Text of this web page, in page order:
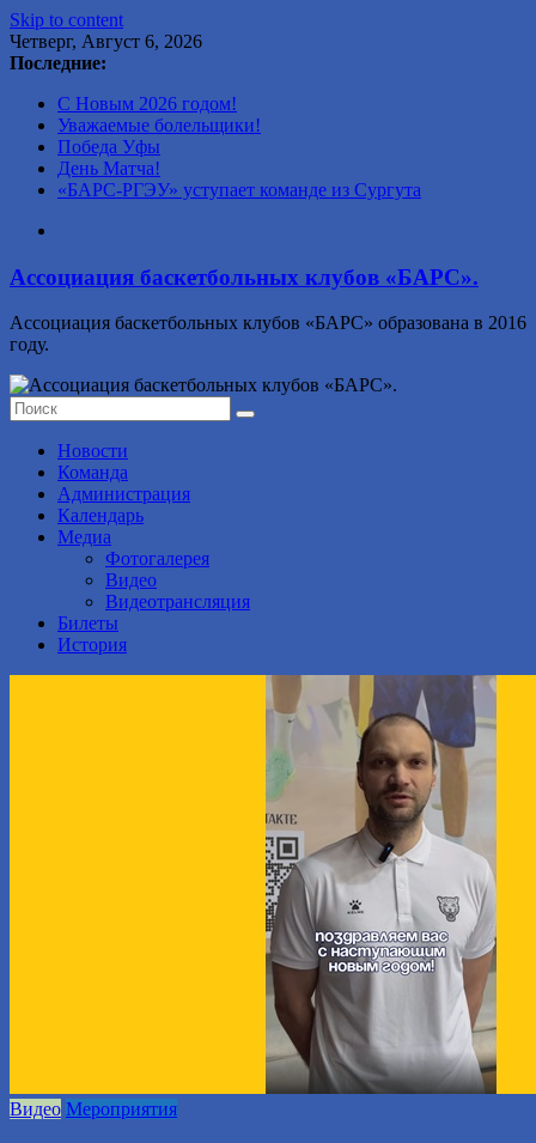
Skip to content
Четверг, Август 6, 2026
Последние:
С Новым 2026 годом!
Уважаемые болельщики!
Победа Уфы
День Матча!
«БАРС-РГЭУ» уступает команде из Сургута
Ассоциация баскетбольных клубов «БАРС».
Ассоциация баскетбольных клубов «БАРС» образована в 2016
году.
Новости
Команда
Администрация
Календарь
Медиа
Фотогалерея
Видео
Видеотрансляция
Билеты
История
Видео Мероприятия